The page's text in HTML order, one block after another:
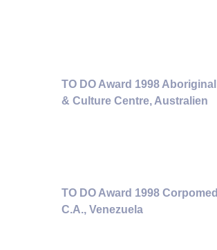
TO DO Award 1998
& Culture Centre, Australien
TO DO Award 1998
C.A., Venezuela